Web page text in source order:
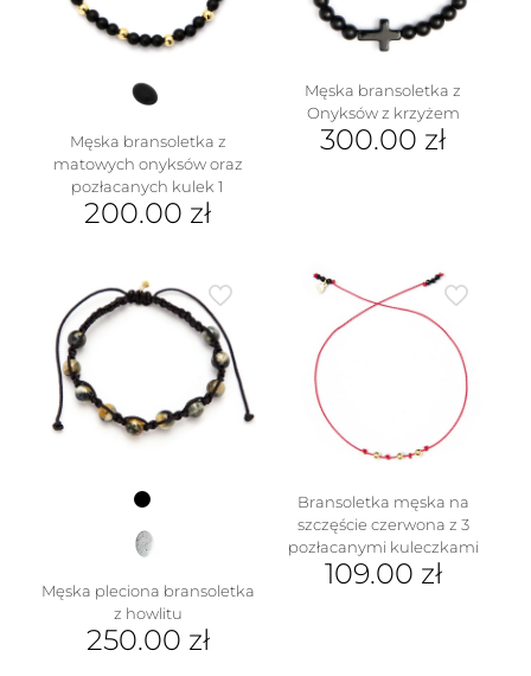
Męska bransoletka z
matowych onyksów oraz
pozłacanych kulek 1
200.00 zł
Męska bransoletka z
Onyksów z krzyżem
300.00 zł
Męska pleciona bransoletka
z howlitu
250.00 zł
Bransoletka męska na
szczęście czerwona z 3
pozłacanymi kuleczkami
109.00 zł